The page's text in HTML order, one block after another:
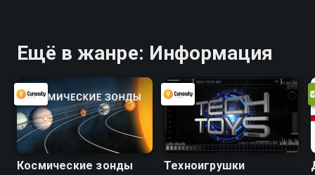
Ещё в жанре: Информация
Космические зонды Техноигрушки